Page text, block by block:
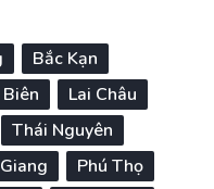
Bắc Kạn
Lai Châu
Thái Nguyên
Phú Thọ